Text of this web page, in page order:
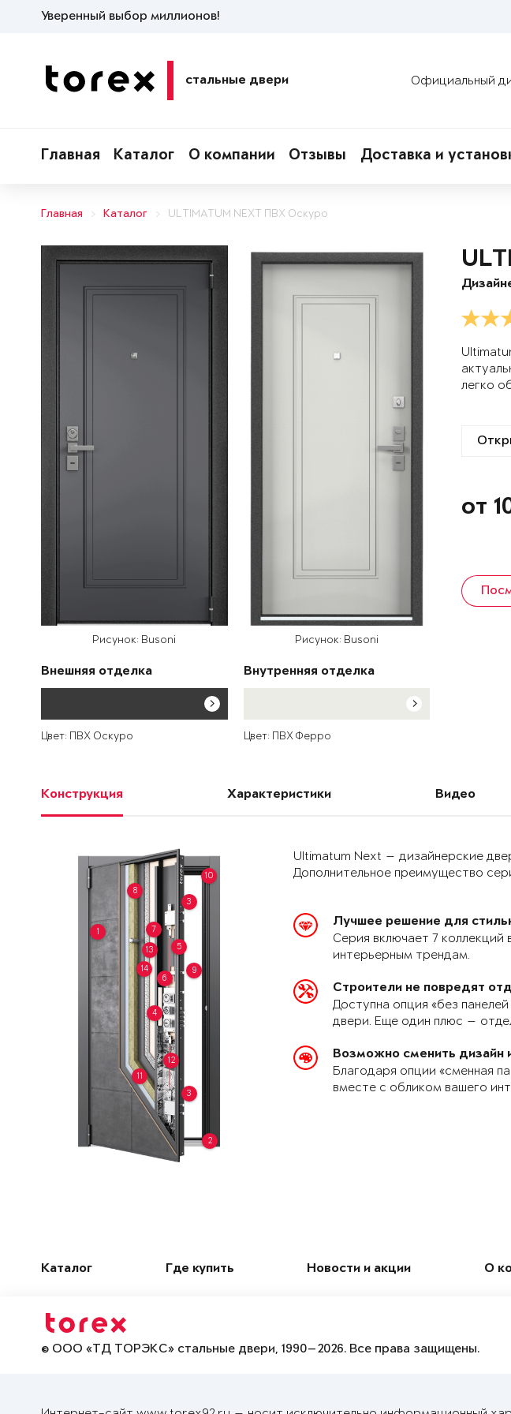
Уверенный выбор миллионов!
стальные двери Официальный
Главная Каталог О компании Отзывы Доставка и
Главная Каталог ULTIMATUM NEXT ПВХ Оскуро
Рисунок: Busoni
Внешняя отделка
Цвет: ПВХ Оскуро
Рисунок: Busoni
Внутренняя отделка
Цвет: ПВХ Ферро
легко
от
Конструкция Характеристики Видео
1
2
3
3
4
5
6
7
8
9
10
11
12
13
14
Ultimatum Next — дизайнерские
Дополнительное преимущество
Лучшее решение для
Серия включает 7
интерьерным трендам.
Строители не повредят
Доступна опция «без
двери. Еще один плюс —
Возможно сменить дизайн
Благодаря опции «сменная
вместе с обликом вашего
Каталог Где купить Новости и акции О
© ООО «ТД ТОРЭКС» стальные двери, 1990—2026. Все права защищены.